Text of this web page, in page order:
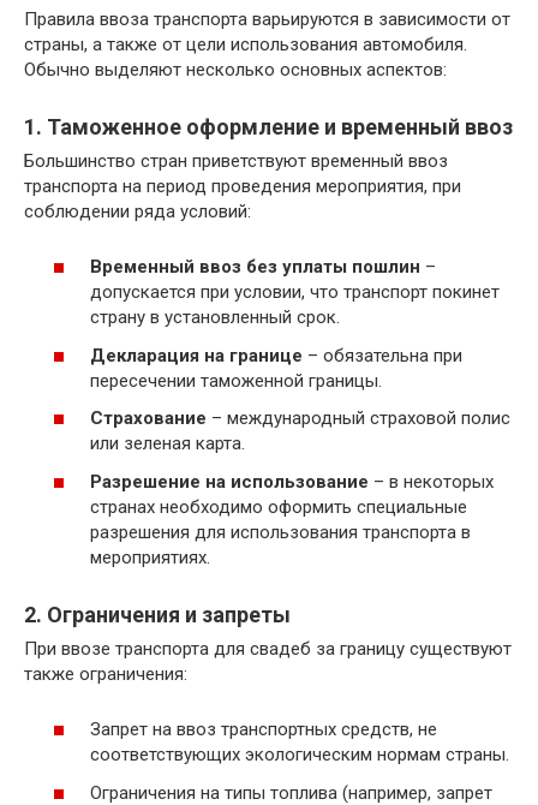
Правила ввоза транспорта варьируются в зависимости от
страны, а также от цели использования автомобиля.
Обычно выделяют несколько основных аспектов:
1. Таможенное оформление и временный ввоз
Большинство стран приветствуют временный ввоз
транспорта на период проведения мероприятия, при
соблюдении ряда условий:
Временный ввоз без уплаты пошлин –
допускается при условии, что транспорт покинет
страну в установленный срок.
Декларация на границе – обязательна при
пересечении таможенной границы.
Страхование – международный страховой полис
или зеленая карта.
Разрешение на использование – в некоторых
странах необходимо оформить специальные
разрешения для использования транспорта в
мероприятиях.
2. Ограничения и запреты
При ввозе транспорта для свадеб за границу существуют
также ограничения:
Запрет на ввоз транспортных средств, не
соответствующих экологическим нормам страны.
Ограничения на типы топлива (например, запрет